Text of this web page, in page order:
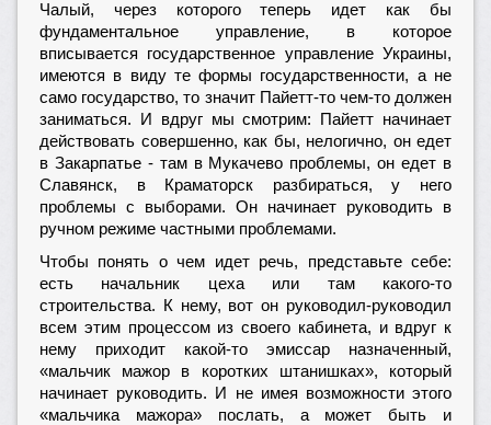
Чалый, через которого теперь идет как бы
фундаментальное управление, в которое
вписывается государственное управление Украины,
имеются в виду те формы государственности, а не
само государство, то значит Пайетт-то чем-то должен
заниматься. И вдруг мы смотрим: Пайетт начинает
действовать совершенно, как бы, нелогично, он едет
в Закарпатье - там в Мукачево проблемы, он едет в
Славянск, в Краматорск разбираться, у него
проблемы с выборами. Он начинает руководить в
ручном режиме частными проблемами.
Чтобы понять о чем идет речь, представьте себе:
есть начальник цеха или там какого-то
строительства. К нему, вот он руководил-руководил
всем этим процессом из своего кабинета, и вдруг к
нему приходит какой-то эмиссар назначенный,
«мальчик мажор в коротких штанишках», который
начинает руководить. И не имея возможности этого
«мальчика мажора» послать, а может быть и